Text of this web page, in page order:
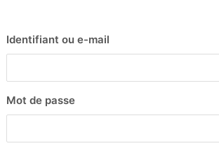
Identifiant ou e-mail
Mot de passe